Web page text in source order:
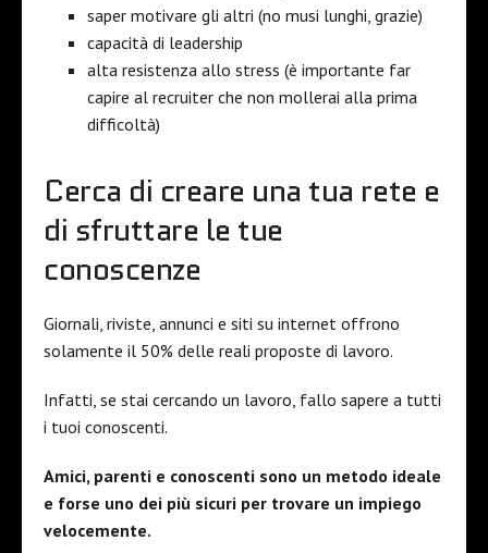
saper motivare gli altri (no musi lunghi, grazie)
capacità di leadership
alta resistenza allo stress (è importante far
capire al recruiter che non mollerai alla prima
difficoltà)
Cerca di creare una tua rete e
di sfruttare le tue
conoscenze
Giornali, riviste, annunci e siti su internet offrono
solamente il 50% delle reali proposte di lavoro.
Infatti, se stai cercando un lavoro, fallo sapere a tutti
i tuoi conoscenti.
Amici, parenti e conoscenti sono un metodo ideale
e forse uno dei più sicuri per trovare un impiego
velocemente.